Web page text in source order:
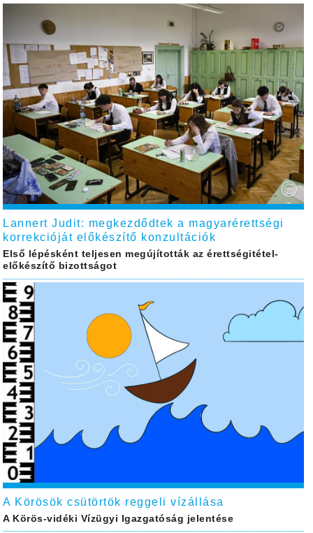
Lannert Judit: megkezdődtek a magyarérettségi
korrekcióját előkészítő konzultációk
Első lépésként teljesen megújították az érettségitétel-
előkészítő bizottságot
A Körösök csütörtök reggeli vízállása
A Körös-vidéki Vízügyi Igazgatóság jelentése